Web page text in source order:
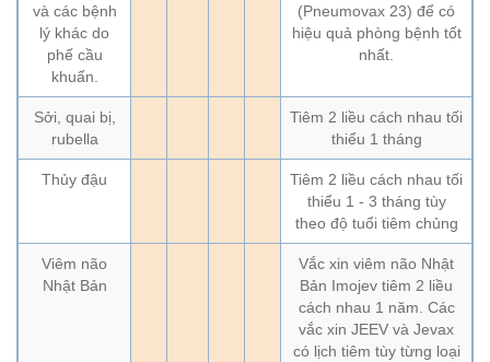
và các bệnh
lý khác do
phế cầu
khuẩn.
(Pneumovax 23) để có
hiệu quả phòng bệnh tốt
nhất.
Sởi, quai bị,
rubella
Tiêm 2 liều cách nhau tối
thiểu 1 tháng
Thủy đậu
Tiêm 2 liều cách nhau tối
thiểu 1 - 3 tháng tùy
theo độ tuổi tiêm chủng
Viêm não
Nhật Bản
Vắc xin viêm não Nhật
Bản Imojev tiêm 2 liều
cách nhau 1 năm. Các
vắc xin JEEV và Jevax
có lịch tiêm tùy từng loại